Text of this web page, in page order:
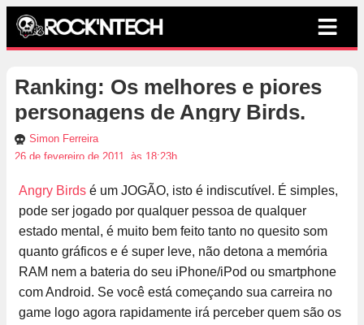
Ranking: Os melhores e piores
personagens de Angry Birds.
Simon Ferreira
26 de fevereiro de 2011, às 18:23h
Angry Birds é um JOGÃO, isto é indiscutível. É simples,
pode ser jogado por qualquer pessoa de qualquer
estado mental, é muito bem feito tanto no quesito som
quanto gráficos e é super leve, não detona a memória
RAM nem a bateria do seu iPhone/iPod ou smartphone
com Android. Se você está começando sua carreira no
game logo agora rapidamente irá perceber quem são os